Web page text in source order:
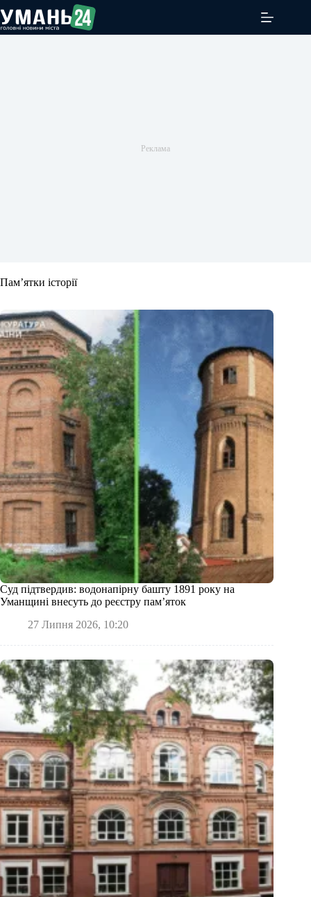
до
вмісту
Пам’ятки історії
Суд підтвердив: водонапірну башту 1891 року на
Уманщині внесуть до реєстру пам’яток
27 Липня 2026, 10:20